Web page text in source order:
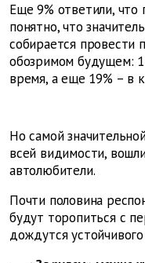
Еще 9% ответили,
понятно, что
собирается провести
обозримом будущем:
время, а еще 19% – в
Но самой
всей видимости,
автолюбители.
Почти половина
будут торопиться с
дождутся